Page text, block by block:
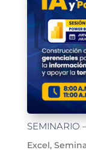
SEMINARIO
Excel,